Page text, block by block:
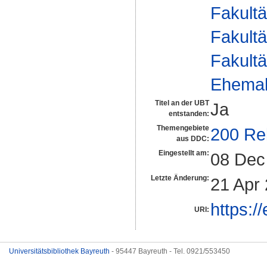
Titel an der UBT
entstanden: Ja
Themengebiete
aus DDC: 200
Eingestellt am: 08
Letzte Änderung: 21 Apr
URI:
Universitätsbibliothek Bayreuth - 95447 Bayreuth - Tel. 0921/553450